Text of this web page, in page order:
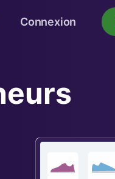
Connexion